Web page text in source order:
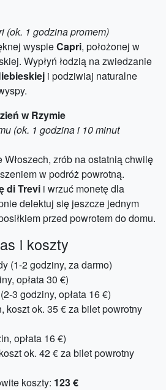
(ok. 1 godzina promem)
wyspieCapri, położonej w
Wypłyń łodzią na zwiedzanie
i podziwiaj naturalne
w Rzymie
(ok. 1 godzina i 10 minut
zrób na ostatnią chwilę
w podróż powrotną.
di Trevi i wrzuć monetę dla
delektuj się jeszcze jednym
przed powrotem do domu.
i koszty
(1-2 godziny, za darmo)
opłata 30 €)
3 godziny, opłata 16 €)
koszt ok. 35 € za bilet powrotny
opłata 16 €)
ok. 42 € za bilet powrotny
koszty: 123 €